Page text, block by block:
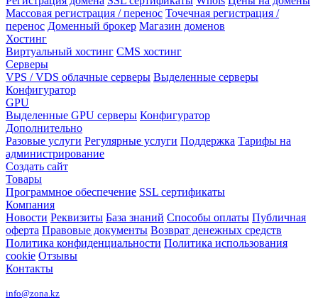
Массовая регистрация / перенос Точечная регистрация /
перенос Доменный брокер Магазин доменов
Хостинг
Виртуальный хостинг CMS хостинг
Серверы
VPS / VDS облачные серверы Выделенные серверы
Конфигуратор
GPU
Выделенные GPU серверы Конфигуратор
Дополнительно
Разовые услуги Регулярные услуги Поддержка Тарифы на
администрирование
Создать сайт
Товары
Программное обеспечение SSL сертификаты
Компания
Новости Реквизиты База знаний Способы оплаты Публичная
оферта Правовые документы Возврат денежных средств
Политика конфиденциальности Политика использования
cookie Отзывы
Контакты
info@zona.kz